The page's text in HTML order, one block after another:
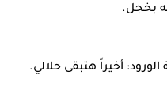
بخجل.
أخيراً هتبقى حلالي.